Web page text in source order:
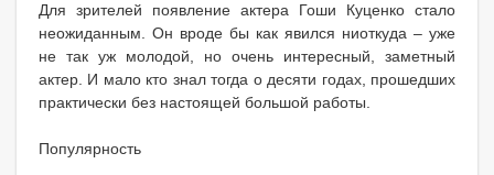
Для зрителей появление актера Гоши Куценко стало
неожиданным. Он вроде бы как явился ниоткуда – уже
не так уж молодой, но очень интересный, заметный
актер. И мало кто знал тогда о десяти годах, прошедших
практически без настоящей большой работы.
Популярность